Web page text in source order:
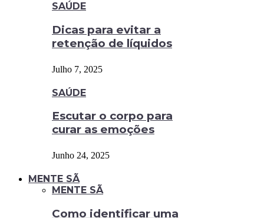
SAÚDE
Dicas para evitar a
retenção de líquidos
Julho 7, 2025
SAÚDE
Escutar o corpo para
curar as emoções
Junho 24, 2025
MENTE SÃ
MENTE SÃ
Como identificar uma